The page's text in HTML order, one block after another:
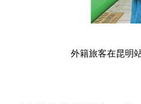
外籍旅客在昆明